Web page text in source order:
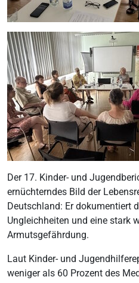
Der 17. Kinder- und
ernüchterndes Bild der
Deutschland: Er dokumentiert
Ungleichheiten und eine stark
Armutsgefährdung.
Laut Kinder- und
weniger als 60 Prozent des